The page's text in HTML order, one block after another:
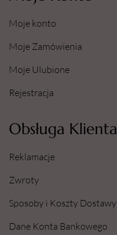
Moje konto
Moje Zamówienia
Moje Ulubione
Rejestracja
Obsługa Klienta
Reklamacje
Zwroty
Sposoby i Koszty Dostawy
Dane Konta Bankowego